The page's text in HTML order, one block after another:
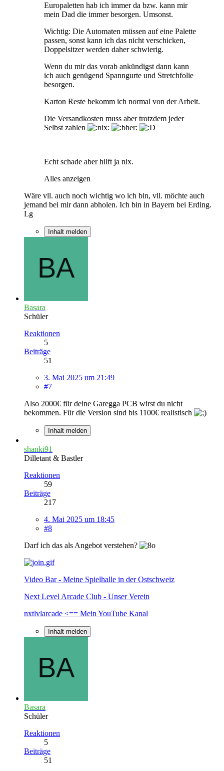
Europaletten hab ich immer da bzw. kann mir
mein Dad die immer besorgen. Umsonst.
Wichtig: Die Automaten müssen auf eine Palette
passen, sonst kann ich das nicht verschicken,
Doppelsitzer werden daher schwierig.
Wenn du mir das vorab ankündigst dann kann
ich auch genügend Spanngurte und Stretchfolie
besorgen.
Karton Reste bekomm ich normal von der Arbeit.
Die Versandkosten muss aber trotzdem jeder
Selbst zahlen
Echt schade aber hilft ja nix.
Alles anzeigen
Wäre vll. auch noch wichtig wo ich bin, vll. möchte auch
jemand bei mir dann abholen. Ich bin in Bayern bei Erding.
Lg
Inhalt melden
Basara
Schüler
Reaktionen
5
Beiträge
51
3. Mai 2025 um 21:49
#7
Also 2000€ für deine Garegga PCB wirst du nicht
bekommen. Für die Version sind bis 1100€ realistisch
Inhalt melden
shanki91
Dilletant & Bastler
Reaktionen
59
Beiträge
217
4. Mai 2025 um 18:45
#8
Darf ich das als Angebot verstehen?
Video Bar - Meine Spielhalle in der Ostschweiz
Next Level Arcade Club - Unser Verein
nxtlvlarcade <== Mein YouTube Kanal
Inhalt melden
Basara
Schüler
Reaktionen
5
Beiträge
51